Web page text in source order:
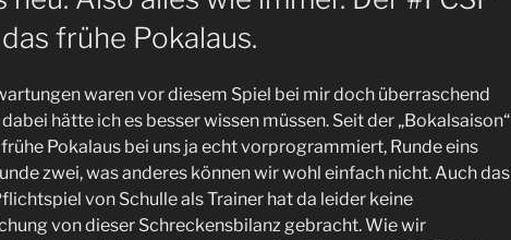
frühe Pokalaus.
waren vor diesem Spiel bei mir doch überraschend
dabei hätte ich es besser wissen müssen. Seit der „Bokalsaison“
Pokalaus bei uns ja echt vorprogrammiert, Runde eins
zwei, was anderes können wir wohl einfach nicht. Auch das
von Schulle als Trainer hat da leider keine
von dieser Schreckensbilanz gebracht. Wie wir